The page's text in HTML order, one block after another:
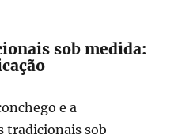
sob medida:
e a
tradicionais sob